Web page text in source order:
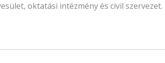
oktatási intézmény és civil szervezet.